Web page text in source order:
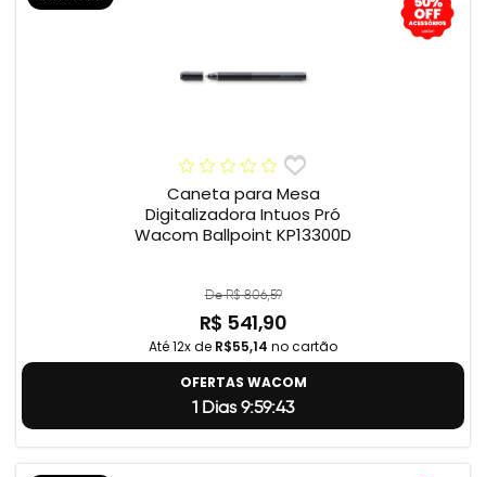
Caneta para Mesa
Digitalizadora Intuos Pró
Wacom Ballpoint KP13300D
De R$ 806,59
R$ 541,90
Até 12x de R$55,14 no cartão
OFERTAS WACOM
1 Dias 9:59:42